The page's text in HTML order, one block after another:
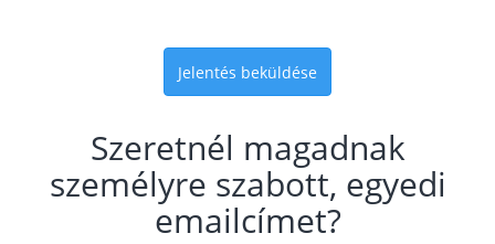
Jelentés beküldése
Szeretnél magadnak
személyre szabott, egyedi
emailcímet?